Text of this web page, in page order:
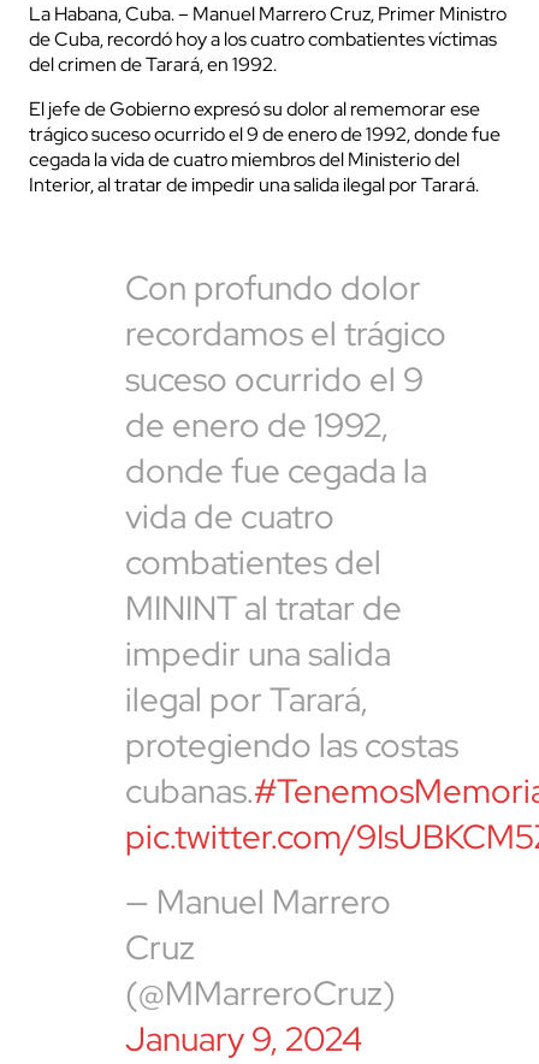
La Habana, Cuba. – Manuel Marrero Cruz, Primer Ministro
de Cuba, recordó hoy a los cuatro combatientes víctimas
del crimen de Tarará, en 1992.
El jefe de Gobierno expresó su dolor al rememorar ese
trágico suceso ocurrido el 9 de enero de 1992, donde fue
cegada la vida de cuatro miembros del Ministerio del
Interior, al tratar de impedir una salida ilegal por Tarará.
Con profundo dolor
recordamos el trágico
suceso ocurrido el 9
de enero de 1992,
donde fue cegada la
vida de cuatro
combatientes del
MININT al tratar de
impedir una salida
ilegal por Tarará,
protegiendo las costas
cubanas.
pic.twitter.com/
— Manuel Marrero
Cruz
(@MMarreroCruz)
January 9, 2024